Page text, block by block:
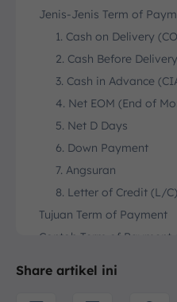
Jenis-Jenis Term of
1. Cash on Delivery
2. Cash Before
3. Cash in Advance
4. Net EOM (End of
5. Net D Days
6. Down Payment
7. Angsuran
8. Letter of Credit (L/C)
Tujuan Term of Payment
Contoh Term of Payment
Software Akuntansi
Share artikel ini